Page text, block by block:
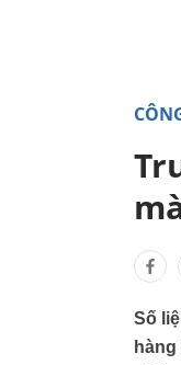
Số